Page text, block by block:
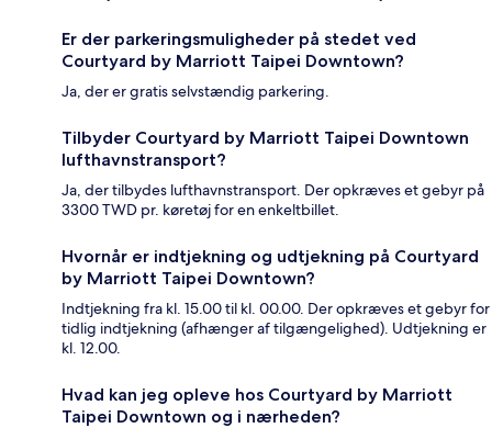
Er der parkeringsmuligheder på stedet ved
Courtyard by Marriott Taipei Downtown?
Ja, der er gratis selvstændig parkering.
Tilbyder Courtyard by Marriott Taipei Downtown
lufthavnstransport?
Ja, der tilbydes lufthavnstransport. Der opkræves et gebyr på
3300 TWD pr. køretøj for en enkeltbillet.
Hvornår er indtjekning og udtjekning på Courtyard
by Marriott Taipei Downtown?
Indtjekning fra kl. 15.00 til kl. 00.00. Der opkræves et gebyr for
tidlig indtjekning (afhænger af tilgængelighed). Udtjekning er
kl. 12.00.
Hvad kan jeg opleve hos Courtyard by Marriott
Taipei Downtown og i nærheden?